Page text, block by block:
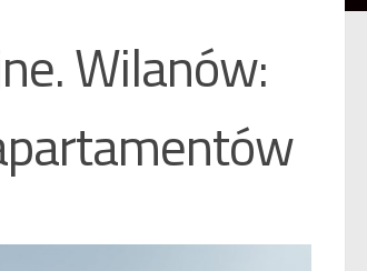
Wilanów: